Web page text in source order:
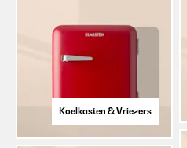
Koelkasten & Vriezers